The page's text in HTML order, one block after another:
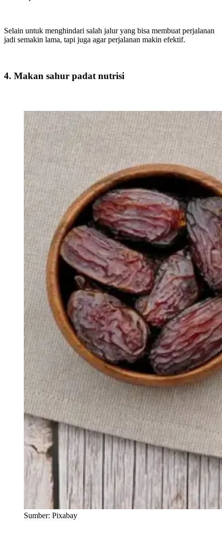
Selain untuk menghindari salah jalur yang bisa membuat perjalanan
jadi semakin lama, tapi juga agar perjalanan makin efektif.
4. Makan sahur padat nutrisi
Sumber: Pixabay